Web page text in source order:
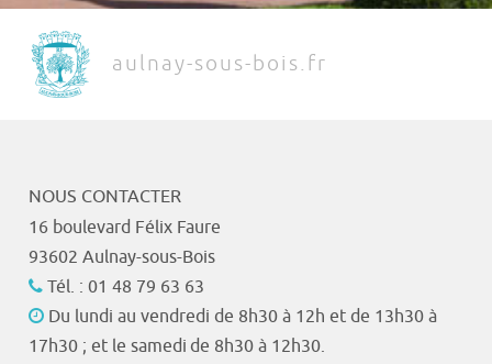
aulnay-sous-bois.fr
NOUS CONTACTER
16 boulevard Félix Faure
93602 Aulnay-sous-Bois
Tél. : 01 48 79 63 63
Du lundi au vendredi de 8h30 à 12h et de 13h30 à
17h30 ; et le samedi de 8h30 à 12h30.